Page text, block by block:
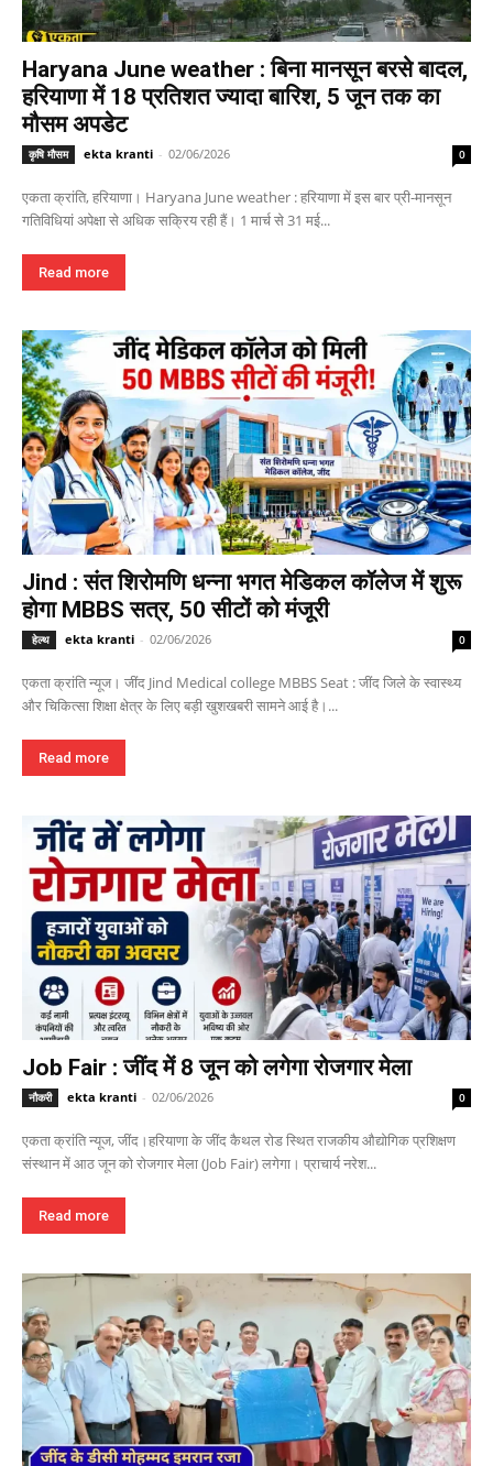
Haryana June weather : बिना मानसून बरसे बादल,
हरियाणा में 18 प्रतिशत ज्यादा बारिश, 5 जून तक का
मौसम अपडेट
कृषि मौसम ekta kranti - 02/06/2026 0
एकता क्रांति, हरियाणा। Haryana June weather : हरियाणा में इस बार प्री-मानसून
गतिविधियां अपेक्षा से अधिक सक्रिय रही हैं। 1 मार्च से 31 मई...
Read more
Jind : संत शिरोमणि धन्ना भगत मेडिकल कॉलेज में शुरू
होगा MBBS सत्र, 50 सीटों को मंजूरी
हेल्थ ekta kranti - 02/06/2026 0
एकता क्रांति न्यूज। जींद Jind Medical college MBBS Seat : जींद जिले के स्वास्थ्य
और चिकित्सा शिक्षा क्षेत्र के लिए बड़ी खुशखबरी सामने आई है।...
Read more
Job Fair : जींद में 8 जून को लगेगा रोजगार मेला
नौकरी ekta kranti - 02/06/2026 0
एकता क्रांति न्यूज, जींद।हरियाणा के जींद कैथल रोड स्थित राजकीय औद्योगिक प्रशिक्षण
संस्थान में आठ जून को रोजगार मेला (Job Fair) लगेगा। प्राचार्य नरेश...
Read more